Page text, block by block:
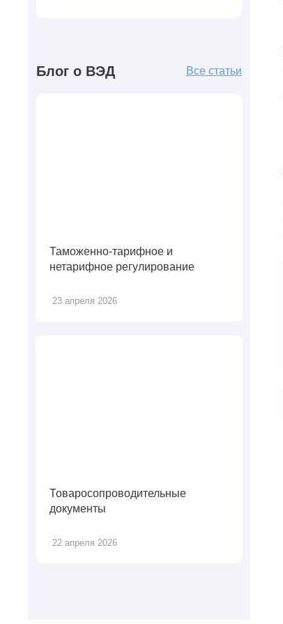
Все статьи
Блог о ВЭД
23 апреля 2026
Таможенно-тарифное и
нетарифное регулирование
22 апреля 2026
Товаросопроводительные
документы